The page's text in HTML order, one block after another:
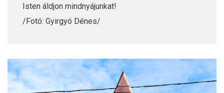
Isten áldjon mindnyájunkat!
/Fotó: Gyirgyó Dénes/